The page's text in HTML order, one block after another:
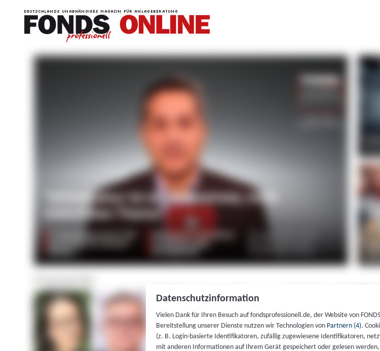
Datenschutzinformation
Vielen Dank für Ihren Besuch auf fondsprofessionell.de, der Website von
Bereitstellung unserer Dienste nutzen wir Technologien von Partnern (4).
(z. B. Login-basierte Identifikatoren, zufällig zugewiesene Identifikatoren,
mit anderen Informationen auf Ihrem Gerät gespeichert oder gelesen